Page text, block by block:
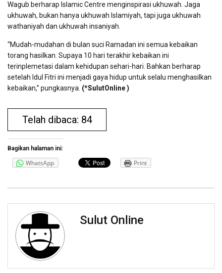
Wagub berharap Islamic Centre menginspirasi ukhuwah. Jaga
ukhuwah, bukan hanya ukhuwah Islamiyah, tapi juga ukhuwah
wathaniyah dan ukhuwah insaniyah.
“Mudah-mudahan di bulan suci Ramadan ini semua kebaikan
torang hasilkan. Supaya 10 hari terakhir kebaikan ini
terinplemetasi dalam kehidupan sehari-hari. Bahkan berharap
setelah Idul Fitri ini menjadi gaya hidup untuk selalu menghasilkan
kebaikan,” pungkasnya. (*SulutOnline )
Telah dibaca: 84
Bagikan halaman ini:
WhatsApp Print
Sulut Online